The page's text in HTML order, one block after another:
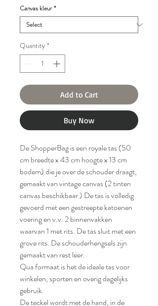
Canvas kleur *
Quantity *
Add to Cart
Buy Now
De ShopperBag is een royale tas (50
cm breedte x 43 cm hoogte x 13 cm
bodem) die je over de schouder draagt,
gemaakt van vintage canvas (2 tinten
canvas beschikbaar ) De tas is volledig
gevoerd met een gestreepte katoenen
voering en v.v. 2 binnenvakken
waarvan 1 met rits. De tas sluit met een
grove rits. De schouderhengsels zijn
gemaakt van rest leer.
Qua formaat is het de ideale tas voor
winkelen, sporten en overig dagelijks
gebruik.
De teckel wordt met de hand, in de